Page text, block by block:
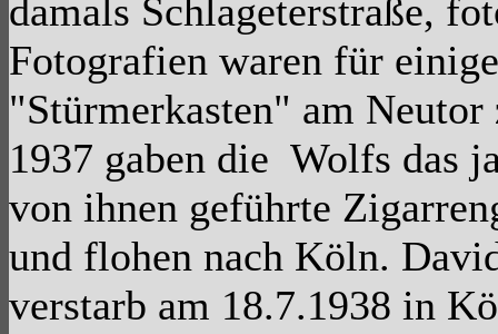
damals Schlageterstraße,
Fotografien waren für
"Stürmerkasten" am Neutor
1937 gaben die Wolfs das
von ihnen geführte
und flohen nach Köln.
verstarb am 18.7.1938 in